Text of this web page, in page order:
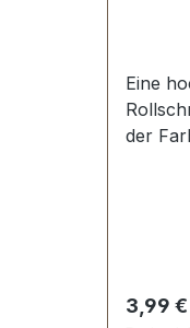
Eine
der
3,99 €